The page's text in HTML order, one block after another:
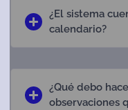
¿El sistema
calendario?
¿Qué debo
observaciones